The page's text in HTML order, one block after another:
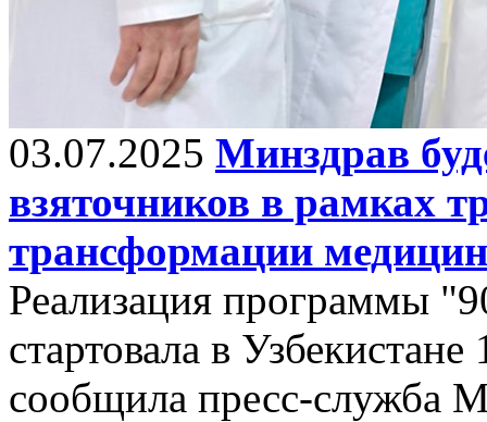
03.07.2025 Минздрав
взяточников в рамках
трансформации
Реализация программы
стартовала в
сообщила пресс-служба